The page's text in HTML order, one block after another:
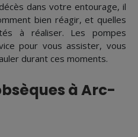
dans votre entourage, il
bien réagir, et quelles
à réaliser. Les pompes
pour vous assister, vous
durant ces moments.
à Arc-